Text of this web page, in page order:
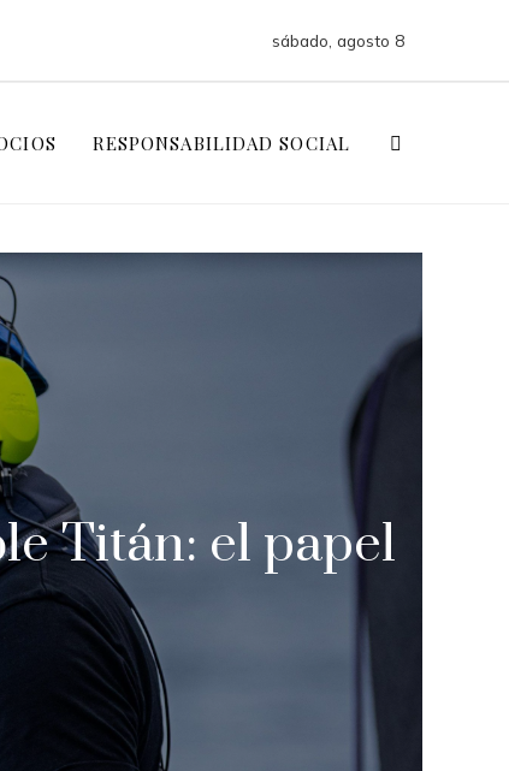
sábado, agosto 8
RESPONSABILIDAD SOCIAL
Titán: el papel